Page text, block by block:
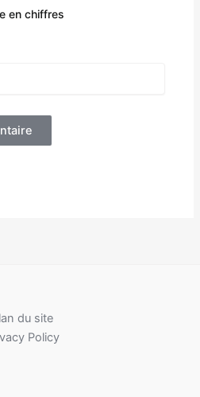
en chiffres
du site
Policy